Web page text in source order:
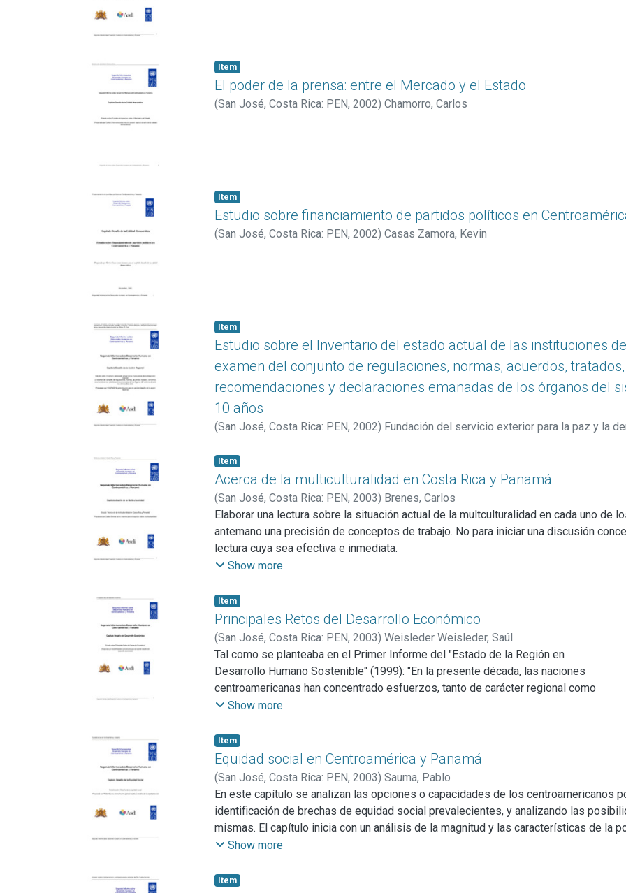
Item
El poder de la prensa: entre el Mercado y el Estado
(San José, Costa Rica: PEN, 2002) Chamorro, Carlos
Item
Estudio sobre financiamiento de partidos políticos en
(San José, Costa Rica: PEN, 2002) Casas Zamora, Kevin
Item
Estudio sobre el Inventario del estado actual de las instituciones
examen del conjunto de regulaciones, normas, acuerdos,
recomendaciones y declaraciones emanadas de los órganos del
10 años
(San José, Costa Rica: PEN, 2002) Fundación del servicio exterior para la paz y la
Item
Acerca de la multiculturalidad en Costa Rica y Panamá
(San José, Costa Rica: PEN, 2003) Brenes, Carlos
Elaborar una lectura sobre la situación actual de la multculturalidad en cada uno de
antemano una precisión de conceptos de trabajo. No para iniciar una discusión
lectura cuya sea efectiva e inmediata.
Su comprensión y sobretodo alimentar la toma de posiciones, la elaboración y
desde la multiculturalidad, cada hermano y hermana, cada pueblo centroamericano,
superar cada obstáculo y carencias que les permitan enriquecer su cultura y las
calidad de vida.
Show more
Item
Principales Retos del Desarrollo Económico
(San José, Costa Rica: PEN, 2003) Weisleder Weisleder, Saúl
Tal como se planteaba en el Primer Informe del "Estado de la Región en
Desarrollo Humano Sostenible" (1999): "En la presente década, las naciones
centroamericanas han concentrado esfuerzos, tanto de carácter regional como
nacional, en participar de manera competitiva en áreas o zonas de libre
En efecto estos esfuerzos expresan, y son concordantes con, un cambio
fundamental en la estrategia de desarrollo de la región (y de los países que la
constituyen). Este cambio a su vez tiene dos componentes básicos: el primero
y más importante es el de apoyar de manera contundente la dinámica de su
economía en la exportación a terceros mercados (fuera del área del Mercado
Común Centroamericano), de nuevos (en adición a los tradicionales) bienes y
servicios, a la vez que se da una apertura de los mercados domésticos a la
importante reducción de la intervención directa del sector público en la esfera
económica.
Show more
Item
Equidad social en Centroamérica y Panamá
(San José, Costa Rica: PEN, 2003) Sauma, Pablo
En este capítulo se analizan las opciones o capacidades de los centroamericanos
identificación de brechas de equidad social prevalecientes, y analizando las
mismas. El capítulo inicia con un análisis de la magnitud y las características de la
del desarrollo refleja la carencia de las oportunidades y opciones más
Show more
Item